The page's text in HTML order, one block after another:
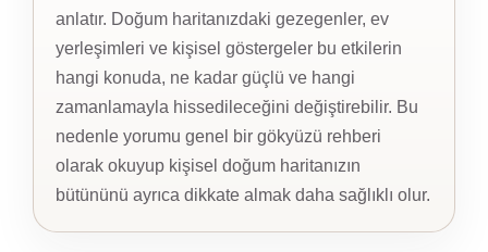
anlatır. Doğum haritanızdaki gezegenler, ev
yerleşimleri ve kişisel göstergeler bu etkilerin
hangi konuda, ne kadar güçlü ve hangi
zamanlamayla hissedileceğini değiştirebilir. Bu
nedenle yorumu genel bir gökyüzü rehberi
olarak okuyup kişisel doğum haritanızın
bütününü ayrıca dikkate almak daha sağlıklı olur.